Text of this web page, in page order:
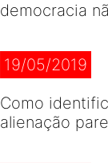
democracia
19/05/2019
Como
alienação